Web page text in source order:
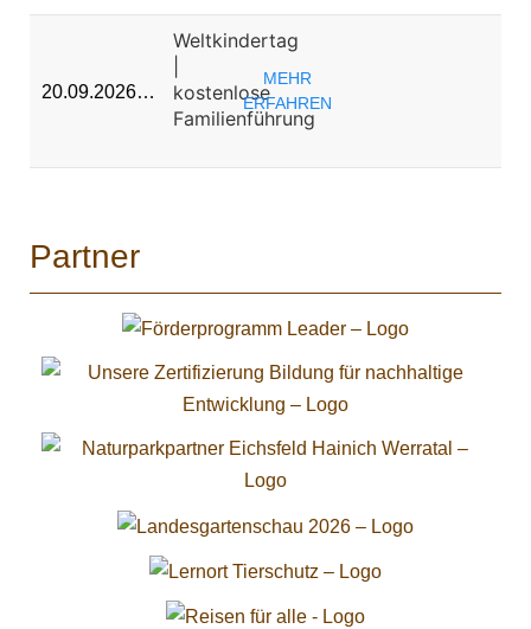
20.09.2026…
Weltkindertag
kostenlose
Familienführung
MEHR
ERFAHREN
Partner